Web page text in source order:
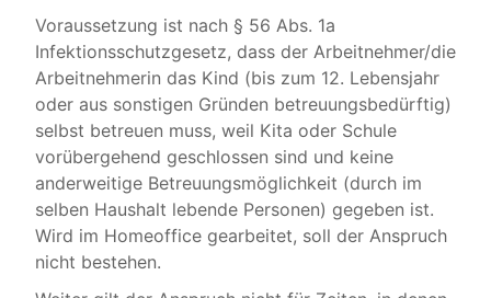
Voraussetzung ist nach § 56 Abs. 1a
Infektionsschutzgesetz, dass der Arbeitnehmer/die
Arbeitnehmerin das Kind (bis zum 12. Lebensjahr
oder aus sonstigen Gründen betreuungsbedürftig)
selbst betreuen muss, weil Kita oder Schule
vorübergehend geschlossen sind und keine
anderweitige Betreuungsmöglichkeit (durch im
selben Haushalt lebende Personen) gegeben ist.
Wird im Homeoffice gearbeitet, soll der Anspruch
nicht bestehen.